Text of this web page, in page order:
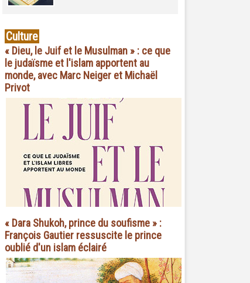
Culture
« Dieu, le Juif et le Musulman » : ce que
le judaïsme et l'islam apportent au
monde, avec Marc Neiger et Michaël
Privot
« Dara Shukoh, prince du soufisme » :
François Gautier ressuscite le prince
oublié d'un islam éclairé